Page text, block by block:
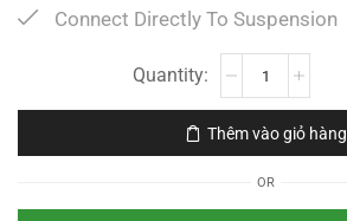
Connect Directly To Suspension
Thêm vào giỏ hàng
OR